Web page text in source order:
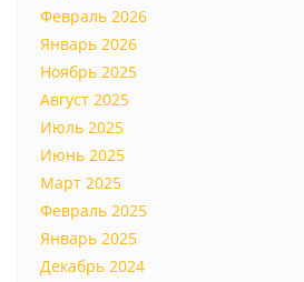
Февраль 2026
Январь 2026
Ноябрь 2025
Август 2025
Июль 2025
Июнь 2025
Март 2025
Февраль 2025
Январь 2025
Декабрь 2024